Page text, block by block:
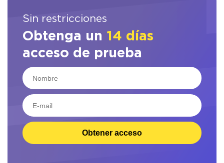
Sin restricciones
Obtenga un 14 días
acceso de prueba
Obtener acceso